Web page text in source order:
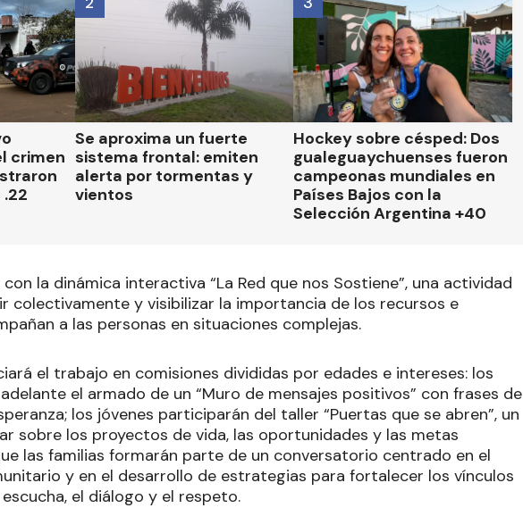
crimen
Se aproxima un fuerte
sistema frontal: emiten
alerta por tormentas y
vientos
Hockey sobre césped: Dos
gualeguaychuenses fueron
campeonas mundiales en
Países Bajos con la
Selección Argentina +40
la dinámica interactiva “La Red que nos Sostiene”, una actividad
colectivamente y visibilizar la importancia de los recursos e
a las personas en situaciones complejas.
el trabajo en comisiones divididas por edades e intereses: los
el armado de un “Muro de mensajes positivos” con frases de
los jóvenes participarán del taller “Puertas que se abren”, un
sobre los proyectos de vida, las oportunidades y las metas
las familias formarán parte de un conversatorio centrado en el
y en el desarrollo de estrategias para fortalecer los vínculos
el diálogo y el respeto.